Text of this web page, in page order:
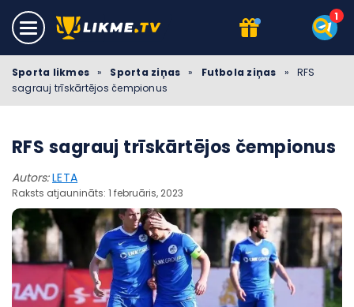
Sporta likmes » Sporta ziņas » Futbola ziņas »
RFS
sagrauj trīskārtējos čempionus
RFS sagrauj trīskārtējos čempionus
Autors:LETA
Raksts atjaunināts: 1 februāris, 2023